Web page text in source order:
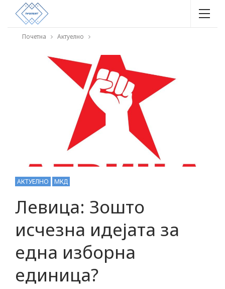
Почетна Актуелно
АКТУЕЛНО МКД
Левица: Зошто
исчезна идејата за
една изборна
единица?